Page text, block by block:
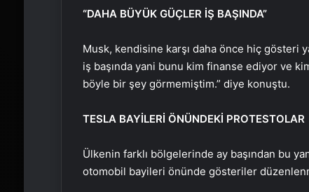
“DAHA BÜYÜK GÜÇLER İŞ BAŞINDA”
Musk, kendisine karşı daha önce hiç gösteri
iş başında yani bunu kim finanse ediyor ve
böyle bir şey görmemiştim.” diye konuştu.
TESLA BAYİLERİ ÖNÜNDEKİ PROTESTOLAR
Ülkenin farklı bölgelerinde ay başından bu
otomobil bayileri önünde gösteriler